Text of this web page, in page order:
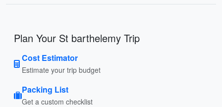
Plan Your St barthelemy Trip
Cost Estimator
Estimate your trip budget
Packing List
Get a custom checklist